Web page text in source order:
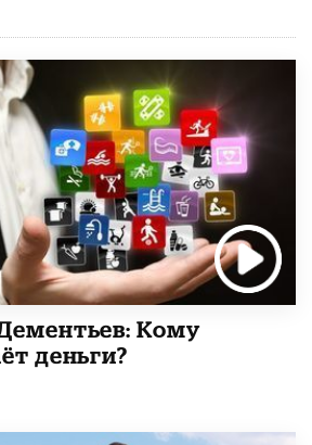
Кому
деньги?